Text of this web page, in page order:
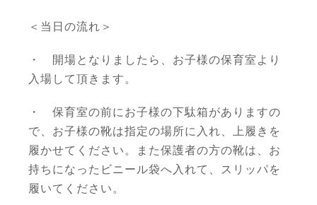
＜当日の流れ＞
・ 開場となりましたら、お子様の保育室より
入場して頂きます。
・ 保育室の前にお子様の下駄箱がありますの
で、お子様の靴は指定の場所に入れ、上履きを
履かせてください。また保護者の方の靴は、お
持ちになったビニール袋へ入れて、スリッパを
履いてください。